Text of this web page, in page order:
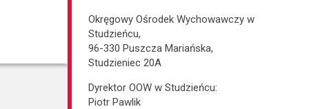
Okręgowy Ośrodek Wychowawczy w
Studzieńcu,
96-330 Puszcza Mariańska,
Studzieniec 20A
Dyrektor OOW w Studzieńcu:
Piotr Pawlik